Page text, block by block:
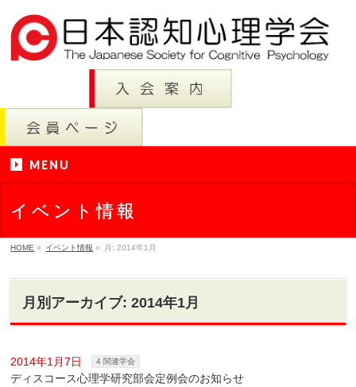
MENU
イベント情報
HOME » イベント情報 » 月:2014年1月
月別アーカイブ: 2014年1月
2014年1月7日 4 関連学会
ディスコース心理学研究部会定例会のお知らせ